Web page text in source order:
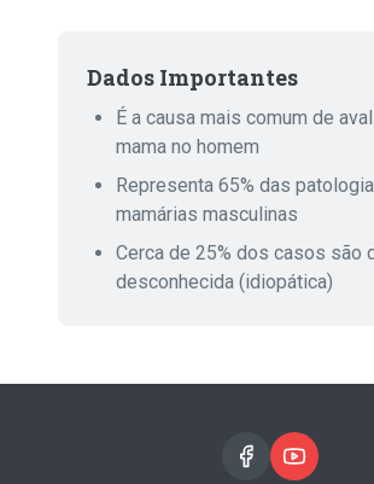
Dados Importantes
É a causa mais comum de
mama no homem
Representa 65% das
mamárias masculinas
Cerca de 25% dos casos são
desconhecida (idiopática)